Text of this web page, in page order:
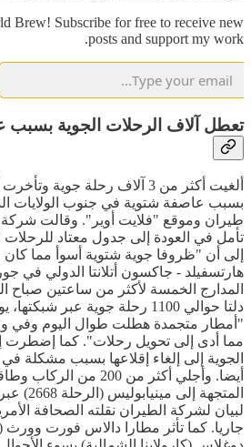
Brew! Subscribe for free to receive new
posts and support my work.
تعطل آلاف الرحلات الجوية بسبب
ألغيت أكثر من 3 آلاف رحلة
بسبب عاصفة شتوية في جنوب الولايات
طيران وموقع "فلايت أوير". وقالت شركة
تأمل في العودة إلى جدول معتاد
إلى أن "ظروفا جوية شتوية أسوأ مما
هارتسفيلد - جاكسون أتلانتا الدولي في
المدارج الخمسة لأكثر من ساعتين صباح
دلتا حوالي 1100 رحلة جوية عبر
"أمطار متجمدة هطلت طوال اليوم وفي
مما أدى إلى تحويل رحلات". كما
الجوية إلى إلغاء إقلاعها بسبب مشكلة
المتجهة
لبيان لشركة الطيران نقلته الصحافة
جاريا. كما تأثر مطارا دالاس فورت